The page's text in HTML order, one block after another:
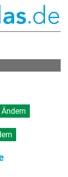
Ändern